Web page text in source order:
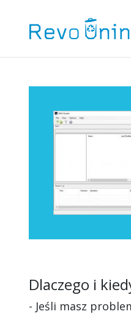
Dlaczego i
- Jeśli masz